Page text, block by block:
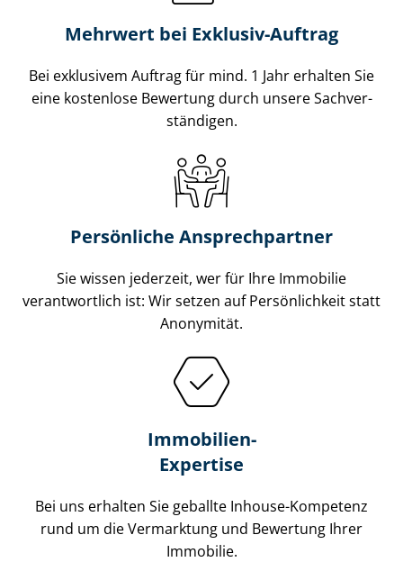
Mehrwert bei Exklusiv-Auftrag
Bei exklusivem Auftrag für mind. 1 Jahr erhalten Sie
eine kostenlose Bewertung durch unsere Sach­ver­
stän­di­gen.
Persönliche Ansprechpartner
Sie wissen jederzeit, wer für Ihre Immobilie
verantwortlich ist: Wir setzen auf Persönlichkeit statt
Anonymität.
Immobilien-
Expertise
Bei uns erhalten Sie geballte Inhouse-Kompetenz
rund um die Vermarktung und Bewertung Ihrer
Immobilie.